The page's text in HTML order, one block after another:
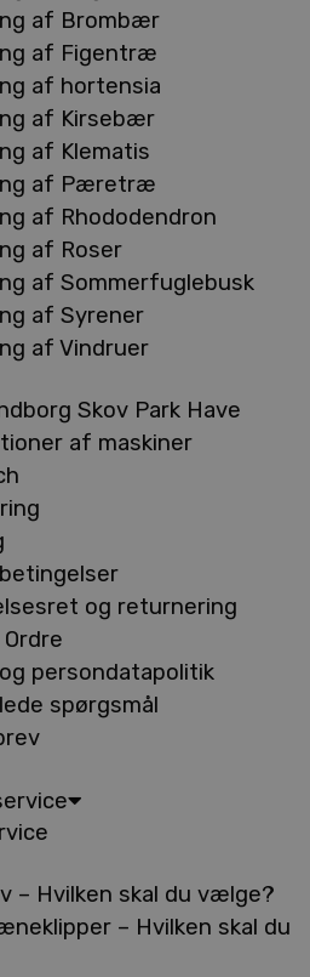
af Brombær
af Figentræ
af hortensia
af Kirsebær
af Klematis
af Pæretræ
af Rhododendron
af Roser
af Sommerfuglebusk
af Syrener
af Vindruer
Skov Park Have
af maskiner
og returnering
persondatapolitik
spørgsmål
– Hvilken skal du vælge?
– Hvilken skal du